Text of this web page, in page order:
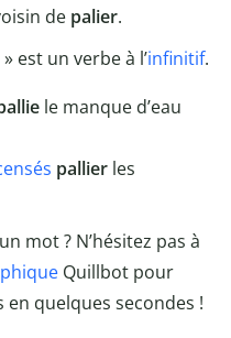
de palier.
est un verbe à l’infinitif.
le manque d’eau
pallier les
mot ? N’hésitez pas à
Quillbot pour
quelques secondes !